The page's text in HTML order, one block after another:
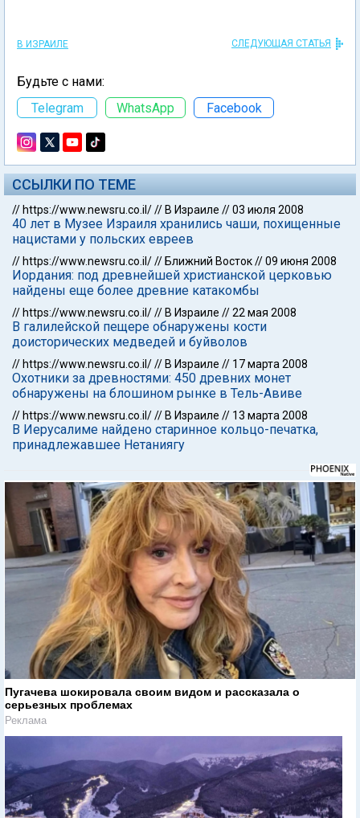
В ИЗРАИЛЕ СЛЕДУЮЩАЯ СТАТЬЯ
Будьте с нами:
Telegram
WhatsApp Facebook
ССЫЛКИ ПО ТЕМЕ
// https://www.newsru.co.il/// В Израиле //03 июля 2008
40 лет в Музее Израиля хранились чаши, похищенные
нацистами у польских евреев
// https://www.newsru.co.il/// Ближний Восток//09 июня 2008
Иордания: под древнейшей христианской церковью
найдены еще более древние катакомбы
// https://www.newsru.co.il/// В Израиле //22 мая 2008
В галилейской пещере обнаружены кости
доисторических медведей и буйволов
// https://www.newsru.co.il/// В Израиле // 17 марта 2008
Охотники за древностями: 450 древних монет
обнаружены на блошином рынке в Тель-Авиве
// https://www.newsru.co.il/// В Израиле // 13 марта 2008
В Иерусалиме найдено старинное кольцо-печатка,
принадлежавшее Нетаниягу
Пугачева шокировала своим видом и рассказала о
серьезных проблемах
Реклама